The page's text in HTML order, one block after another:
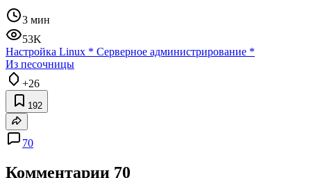
3 мин
53K
Настройка Linux * Серверное администрирование *
Из песочницы
+26
192
70
Комментарии 70